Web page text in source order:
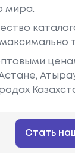
мира.
Стать